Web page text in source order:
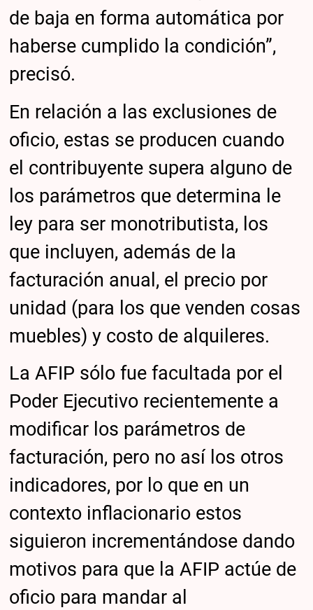
de baja en forma automática por
haberse cumplido la condición”,
precisó.
En relación a las exclusiones de
oficio, estas se producen cuando
el contribuyente supera alguno de
los parámetros que determina le
ley para ser monotributista, los
que incluyen, además de la
facturación anual, el precio por
unidad (para los que venden cosas
muebles) y costo de alquileres.
La AFIP sólo fue facultada por el
Poder Ejecutivo recientemente a
modificar los parámetros de
facturación, pero no así los otros
indicadores, por lo que en un
contexto inflacionario estos
siguieron incrementándose dando
motivos para que la AFIP actúe de
oficio para mandar al